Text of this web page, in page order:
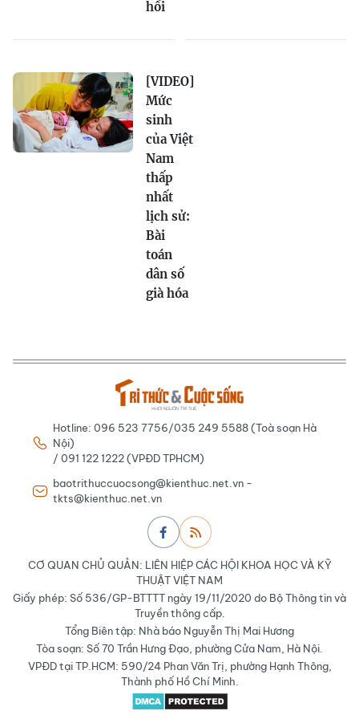
hồi
[VIDEO]
Mức
sinh
của Việt
Nam
thấp
nhất
lịch sử:
Bài
toán
dân số
già hóa
Hotline: 096 523 7756/035 249 5588 (Toà soạn Hà
Nội)
/ 091 122 1222 (VPĐD TPHCM)
baotrithuccuocsong@kienthuc.net.vn -
tkts@kienthuc.net.vn
CƠ QUAN CHỦ QUẢN: LIÊN HIỆP CÁC HỘI KHOA HỌC VÀ KỸ
THUẬT VIỆT NAM
Giấy phép: Số 536/GP-BTTTT ngày 19/11/2020 do Bộ Thông tin và
Truyền thông cấp.
Tổng Biên tập: Nhà báo Nguyễn Thị Mai Hương
Tòa soạn: Số 70 Trần Hưng Đạo, phường Cửa Nam, Hà Nội.
VPĐD tại TP.HCM: 590/24 Phan Văn Trị, phường Hạnh Thông,
Thành phố Hồ Chí Minh.